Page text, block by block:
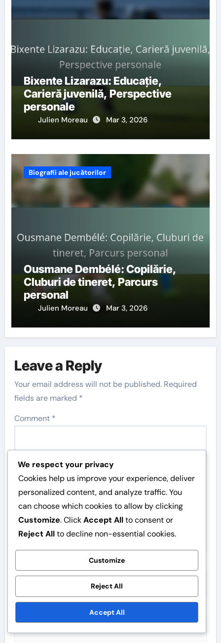
Bixente Lizarazu: Educație,
Carieră juvenilă, Perspective
personale
Julien Moreau Mar 3, 2026
Biografii ale jucătorilor
Ousmane Dembélé: Copilărie,
Cluburi de tineret, Parcurs
personal
Julien Moreau Mar 3, 2026
Leave a Reply
Your email address will not be published. Required
fields are marked *
Comment *
We respect your privacy
Cookies help us improve your experience, deliver
personalized content, and analyze traffic. You
can choose which cookies to allow by clicking
Customize. ClickAccept Allto consent or
Reject Allto decline non-essential cookies.
Customize
Reject All
Accept All